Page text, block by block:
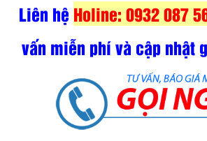
Liên hệ Holine: 0932 087
vấn miễn phí và cập nhật